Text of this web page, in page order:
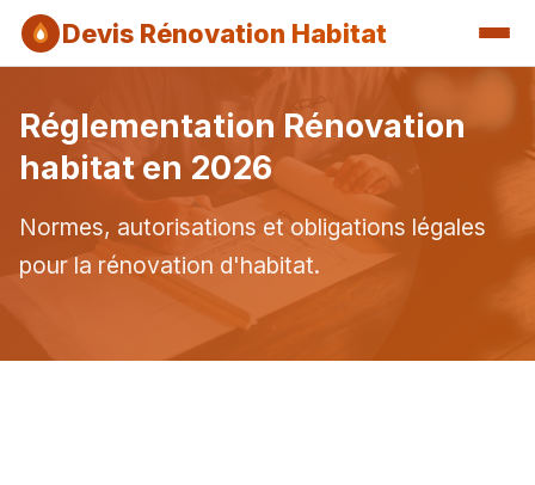
Devis Rénovation Habitat
Réglementation Rénovation
habitat en 2026
Normes, autorisations et obligations légales
pour la rénovation d'habitat.